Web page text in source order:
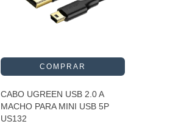
CABO UGREEN USB 2.0 A
MACHO PARA MINI USB 5P
US132